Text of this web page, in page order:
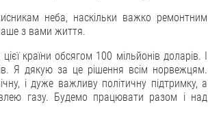
неба, наскільки важко ремонтним
з вами життя.
країни обсягом 100 мільйонів доларів. І
Я дякую за це рішення всім норвежцям.
і дуже важливу політичну підтримку, а
газу. Будемо працювати разом і над